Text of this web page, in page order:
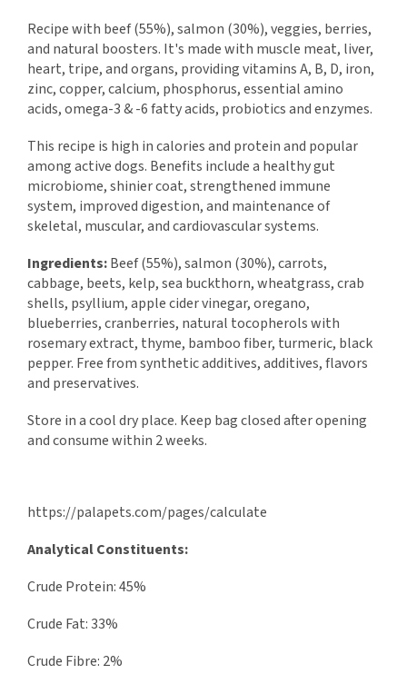
Recipe with beef (55%), salmon (30%), veggies, berries,
and natural boosters. It's made with muscle meat, liver,
heart, tripe, and organs, providing vitamins A, B, D, iron,
zinc, copper, calcium, phosphorus, essential amino
acids, omega-3 & -6 fatty acids, probiotics and enzymes.
This recipe is high in calories and protein and popular
among active dogs. Benefits include a healthy gut
microbiome, shinier coat, strengthened immune
system, improved digestion, and maintenance of
skeletal, muscular, and cardiovascular systems.
Ingredients:Beef (55%), salmon (30%), carrots,
cabbage, beets, kelp, sea buckthorn, wheatgrass, crab
shells, psyllium, apple cider vinegar, oregano,
blueberries, cranberries, natural tocopherols with
rosemary extract, thyme, bamboo fiber, turmeric, black
pepper. Free from synthetic additives, additives, flavors
and preservatives.
Store in a cool dry place. Keep bag closed after opening
and consume within 2 weeks.
https://palapets.com/pages/calculate
Analytical Constituents:
Crude Protein: 45%
Crude Fat: 33%
Crude Fibre: 2%